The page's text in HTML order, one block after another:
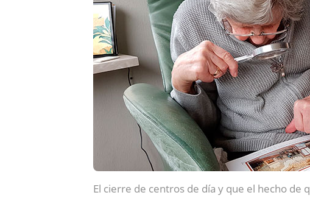
El cierre de centros de día y que el hecho de